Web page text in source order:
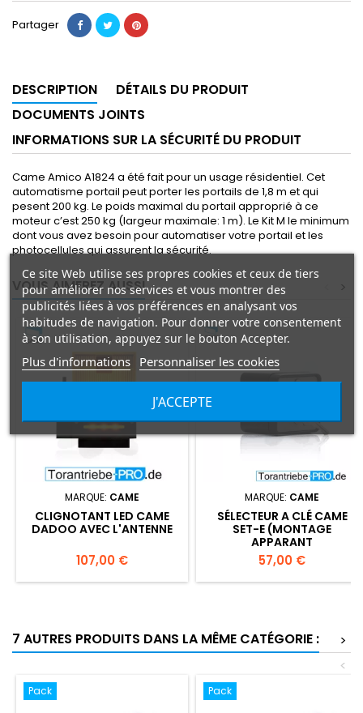
Partager
DESCRIPTION
DÉTAILS DU PRODUIT
DOCUMENTS JOINTS
INFORMATIONS SUR LA SÉCURITÉ DU PRODUIT
Came Amico A1824 a été fait pour un usage résidentiel. Cet
automatisme portail peut porter les portails de 1,8 m et qui
pesent 200 kg. Le poids maximal du portail approprié à ce
moteur c’est 250 kg (largeur maximale: 1 m). Le Kit M le minimum
dont vous avez besoin pour automatiser votre portail et les
photocellules qui assurent la sécurité.
VOUS AIMEREZ AUSSI
MARQUE: CAME
CLIGNOTANT LED CAME
DADOO AVEC L'ANTENNE
Prix
107,00 €
MARQUE: CAME
SÉLECTEUR A CLÉ CAME
SET-E (MONTAGE
APPARANT
Prix
57,00 €
7 AUTRES PRODUITS DANS LA MÊME CATÉGORIE :
>
<
Pack Pack
Ce site Web utilise ses propres cookies et ceux de tiers
pour améliorer nos services et vous montrer des
publicités liées à vos préférences en analysant vos
habitudes de navigation. Pour donner votre consentement
à son utilisation, appuyez sur le bouton Accepter.
Plus d'informations Personnaliser les cookies
J'ACCEPTE